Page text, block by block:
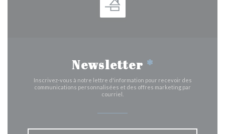
Newsletter *
Inscrivez-vous à notre lettre d'information pour recevoir des
communications personnalisées et des offres marketing par
courriel.